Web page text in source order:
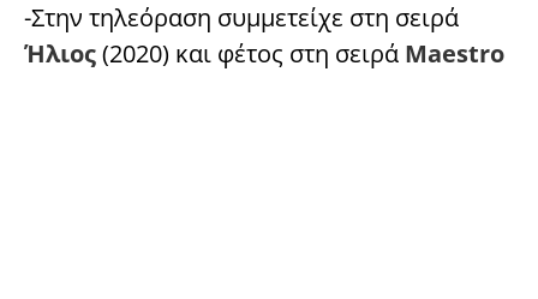
-Στην τηλεόραση συμμετείχε στη σειρά
Ήλιος(2020) και φέτος στη σειρά Maestro